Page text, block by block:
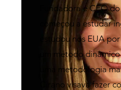
Fundadora e CEO
começou a estudar
estudou nos EUA
um método
uma metodologia
Cirano visava fazer